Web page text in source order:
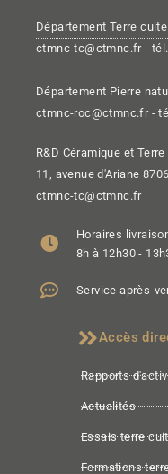
Département Terre
ctmnc-tc@ctmnc.fr -
Département Pierre
ctmnc-roc@ctmnc.fr -
R&D Céramique et Terre
11, avenue d'Ariane
ctmnc-tc@ctmnc.fr
Horaires
8h à 12h30 -
Service après-
Accès
Rapports
Actualités
Essais terre
Formations